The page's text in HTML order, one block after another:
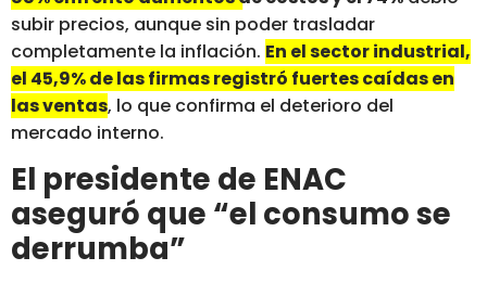
subir precios, aunque sin poder trasladar
completamente la inflación. En el sector industrial,
el 45,9% de las firmas registró fuertes caídas en
las ventas, lo que confirma el deterioro del
mercado interno.
El presidente de ENAC
aseguró que “el consumo se
derrumba”